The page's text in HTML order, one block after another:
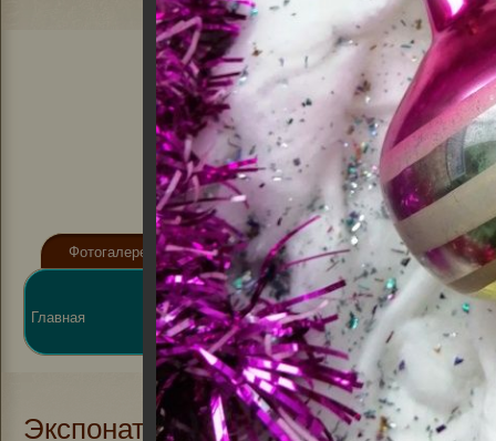
Фотогалерея Видеогалерея Афиша Новости
Главная О библиотеке
Виртуальная
справка
Экспонаты музея